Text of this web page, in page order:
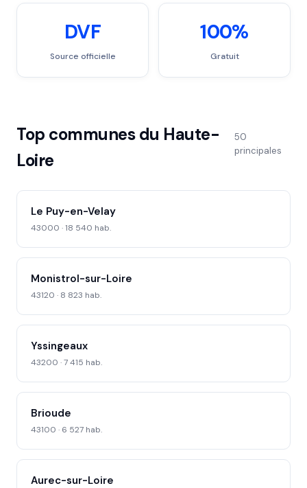
DVF
Source officielle
100%
Gratuit
Top communes du Haute-
Loire
50
principales
Le Puy-en-Velay
43000 · 18 540 hab.
Monistrol-sur-Loire
43120 · 8 823 hab.
Yssingeaux
43200 · 7 415 hab.
Brioude
43100 · 6 527 hab.
Aurec-sur-Loire